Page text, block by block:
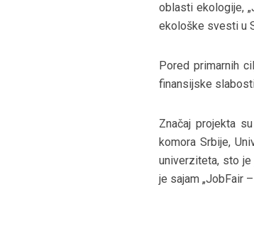
oblasti ekologije,
ekološke svesti u
Pored primarnih
finansijske
Značaj projekta
komora Srbije,
univerziteta, sto
je sajam „JobFair